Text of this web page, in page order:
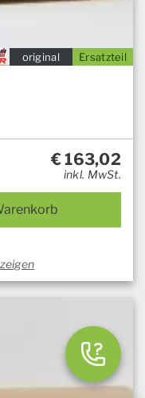
Ersatzteil
original
€163,02
inkl. MwSt.